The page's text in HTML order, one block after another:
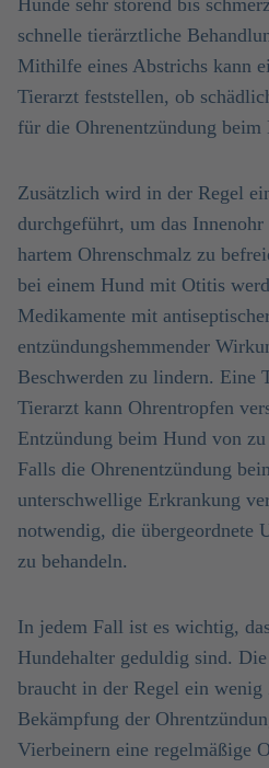
Hunde sehr störend bis
schnelle tierärztliche
Mithilfe eines Abstrichs kann
Tierarzt feststellen, ob
für die Ohrenentzündung beim
Zusätzlich wird in der Regel
durchgeführt, um das
hartem Ohrenschmalz zu
bei einem Hund mit Otitis
Medikamente mit
entzündungshemmender
Beschwerden zu lindern. Eine
Tierarzt kann Ohrentropfen
Entzündung beim Hund von zu
Falls die Ohrenentzündung
unterschwellige Erkrankung
notwendig, die übergeordnete
zu behandeln.
In jedem Fall ist es wichtig,
Hundehalter geduldig sind.
braucht in der Regel ein
Bekämpfung der
Vierbeinern eine regelmäßige